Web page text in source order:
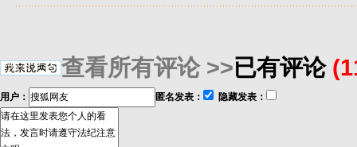
查看所有评论 >>已有评论
用户： 匿名发表： 隐藏发表：